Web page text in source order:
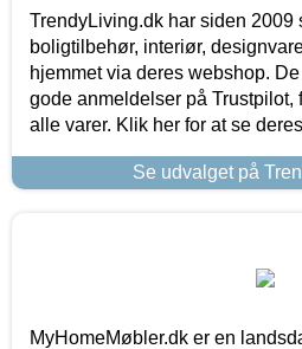
TrendyLiving.dk har siden 2009
boligtilbehør, interiør,
hjemmet via deres webshop.
gode anmeldelser på Trustpilot,
alle varer. Klik her for at se
Se udvalget på
MyHomeMøbler.dk er en